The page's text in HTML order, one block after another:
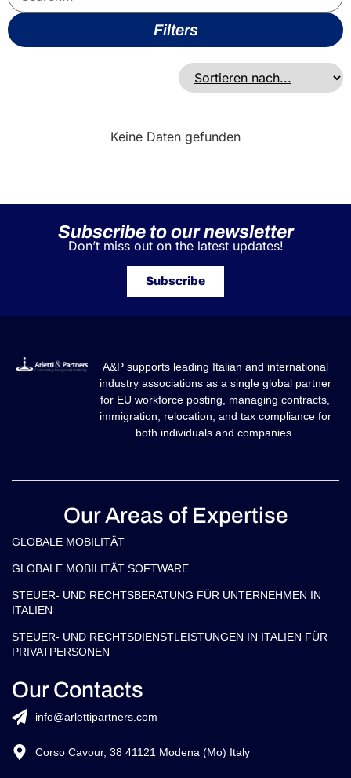
Filters
Keine Daten gefunden
Subscribe to our newsletter
Don’t miss out on the latest updates!
Subscribe
A&P supports leading Italian and international
industry associations as a single global partner
for EU workforce posting, managing contracts,
immigration, relocation, and tax compliance for
both individuals and companies.
Our Areas of Expertise
GLOBALE MOBILITÄT
GLOBALE MOBILITÄT SOFTWARE
STEUER- UND RECHTSBERATUNG FÜR UNTERNEHMEN IN
ITALIEN
STEUER- UND RECHTSDIENSTLEISTUNGEN IN ITALIEN FÜR
PRIVATPERSONEN
Our Contacts
info@arlettipartners.com
Corso Cavour, 38 41121 Modena (Mo) Italy